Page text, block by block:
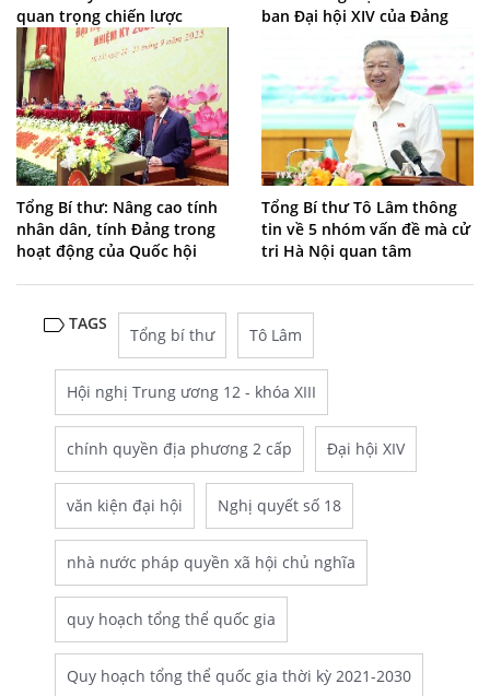
quan trọng chiến lược
ban Đại hội XIV của Đảng
Tổng Bí thư: Nâng cao tính
nhân dân, tính Đảng trong
hoạt động của Quốc hội
Tổng Bí thư Tô Lâm thông
tin về 5 nhóm vấn đề mà cử
tri Hà Nội quan tâm
TAGS
Tổng bí thư Tô Lâm
Hội nghị Trung ương 12 - khóa XIII
chính quyền địa phương 2 cấp Đại hội XIV
văn kiện đại hội Nghị quyết số 18
nhà nước pháp quyền xã hội chủ nghĩa
quy hoạch tổng thể quốc gia
Quy hoạch tổng thể quốc gia thời kỳ 2021-2030